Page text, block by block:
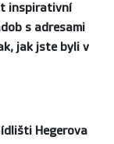
inspirativní
s adresami
jak jste byli v
Hegerova